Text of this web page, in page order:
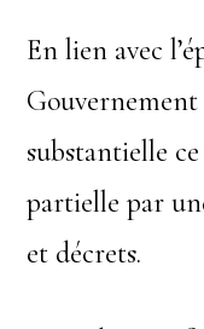
En lien avec
substantielle
partielle par
et décrets.